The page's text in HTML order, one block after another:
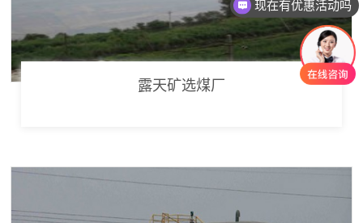
露天矿选煤厂
现在有优惠活动吗